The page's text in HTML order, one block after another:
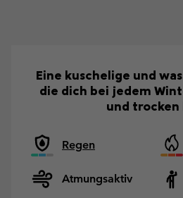
Eine kuschelige und
die dich bei jedem
und trocken
Regen
Atmungsaktiv